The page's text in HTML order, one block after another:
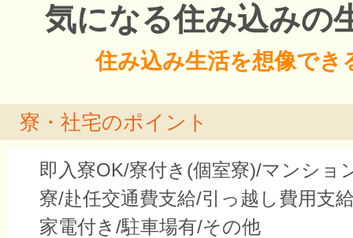
気になる住み込みの
住み込み生活を想像でき
寮・社宅のポイント
即入寮OK/寮付き(個室寮)/マンショ
寮/赴任交通費支給/引っ越し費用支
家電付き/駐車場有/その他